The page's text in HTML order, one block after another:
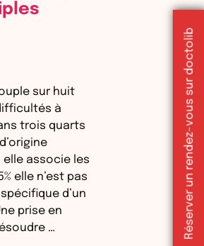
sur huit
à
trois quarts
elle associe les
elle n’est pas
d’un
prise en
…
Réserver un rendez-vous sur doctolib